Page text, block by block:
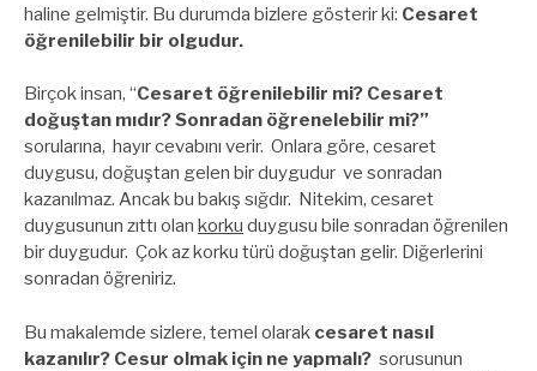
haline gelmiştir. Bu durumda bizlere gösterir ki: Cesaret
öğrenilebilir bir olgudur.
Birçok insan, “Cesaret öğrenilebilir mi? Cesaret
doğuştan mıdır? Sonradan öğrenelebilir mi?”
sorularına, hayır cevabını verir. Onlara göre, cesaret
duygusu, doğuştan gelen bir duygudur ve sonradan
kazanılmaz. Ancak bu bakış sığdır. Nitekim, cesaret
duygusunun zıttı olan korku duygusu bile sonradan öğrenilen
bir duygudur. Çok az korku türü doğuştan gelir. Diğerlerini
sonradan öğreniriz.
Bu makalemde sizlere, temel olarak cesaret nasıl
kazanılır? Cesur olmak için ne yapmalı? sorusunun